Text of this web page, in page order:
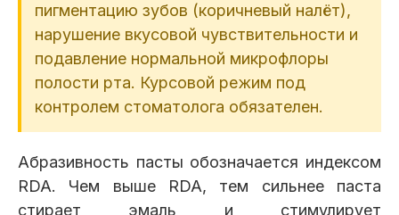
пигментацию зубов (коричневый налёт),
нарушение вкусовой чувствительности и
подавление нормальной микрофлоры
полости рта. Курсовой режим под
контролем стоматолога обязателен.
Абразивность пасты обозначается индексом
RDA. Чем выше RDA, тем сильнее паста
стирает эмаль и стимулирует